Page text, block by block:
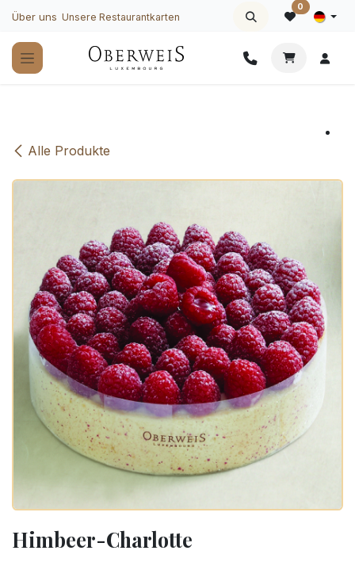
Zum Inhalt springen
Über uns Unsere Restaurantkarten
0
Alle Produkte
Himbeer-Charlotte